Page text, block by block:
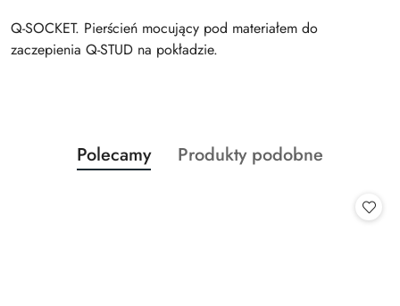
Q-SOCKET. Pierścień mocujący pod materiałem do
zaczepienia Q-STUD na pokładzie.
Pomiń karuzelę produktów
Produkty
o
Polecamy
Produkty
Produkty podobne